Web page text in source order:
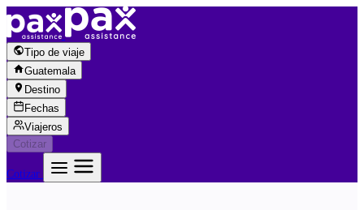
Saltar al contenido
Tipo de viaje
Guatemala
Destino
Fechas
Viajeros
Cotizar
Cotizar